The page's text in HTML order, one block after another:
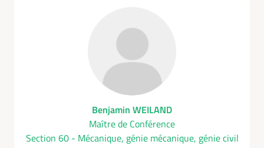
Benjamin WEILAND
Maître de Conférence
Section 60 - Mécanique, génie mécanique, génie civil